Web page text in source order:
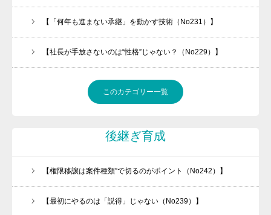
【「何年も進まない承継」を動かす技術（No231）】
【社長が手放さないのは“性格”じゃない？（No229）】
このカテゴリー一覧
後継ぎ育成
【権限移譲は案件種類”で切るのがポイント（No242）】
【最初にやるのは「説得」じゃない（No239）】